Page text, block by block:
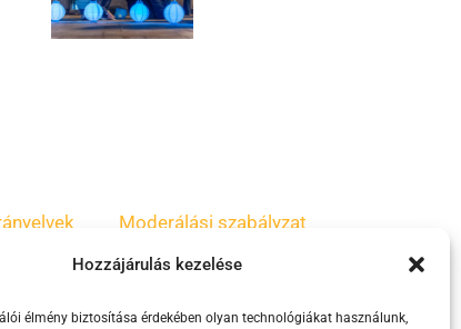
Hozzájárulás kezelése
élmény biztosítása érdekében olyan technológiákat használunk,
Moderálási szabályzat